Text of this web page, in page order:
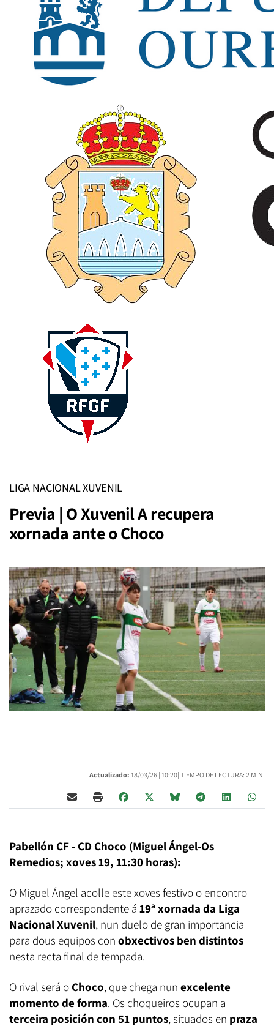
LIGA NACIONAL XUVENIL
Previa | O Xuvenil A recupera
xornada ante o Choco
Actualizado: 18/03/26 | 10:20| TIEMPO DE LECTURA: 2 MIN.
Pabellón CF - CD Choco (Miguel Ángel-Os
Remedios; xoves 19, 11:30 horas):
O Miguel Ángel acolle este xoves festivo o encontro
aprazado correspondente á 19ª xornada da Liga
Nacional Xuvenil, nun duelo de gran importancia
para dous equipos con obxectivos ben distintos
nesta recta final de tempada.
O rival será o Choco, que chega nun excelente
momento de forma. Os choqueiros ocupan a
terceira posición con 51 puntos, situados en praza